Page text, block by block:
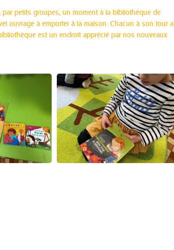
petits groupes, un moment à la bibliothèque de
ouvrage à emporter à la maison. Chacun à son tour a
est un endroit apprécié par nos nouveaux